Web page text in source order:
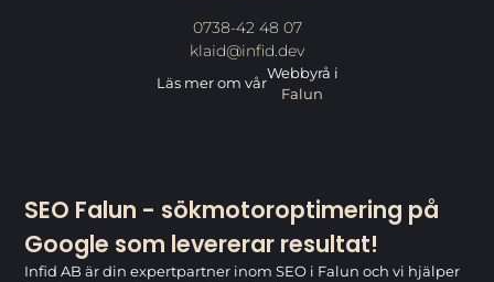
0738-42 48 07
klaid@infid.dev
Läs mer om vår
Webbyrå i
Falun
SEO Falun - sökmotoroptimering på
Google som levererar resultat!
Infid AB är din expertpartner inom SEO i Falun och vi hjälper